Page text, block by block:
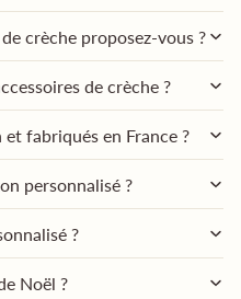
crèche proposez-vous ?
de crèche ?
fabriqués en France ?
personnalisé ?
?
Noël ?